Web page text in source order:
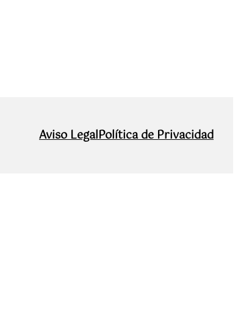
Aviso LegalPolítica de Privacidad